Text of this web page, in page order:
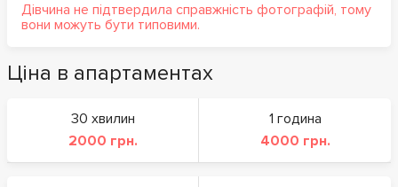
Дівчина не підтвердила справжність фотографій, тому
вони можуть бути типовими.
Ціна в апартаментах
30 хвилин
2000 грн.
1 година
4000 грн.